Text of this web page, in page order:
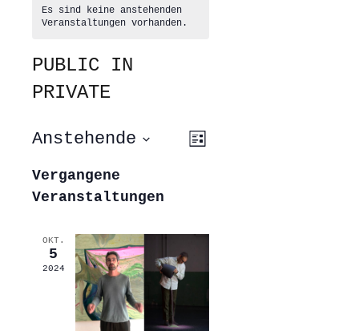
Es sind keine anstehenden
Veranstaltungen vorhanden.
PUBLIC IN
PRIVATE
ANSICHTEN-
NAVIGATION
VERANSTALTUNG
ANSICHTEN-
Liste
Anstehende
wählen.
Vergangene
Veranstaltungen
OKT.
5
2024